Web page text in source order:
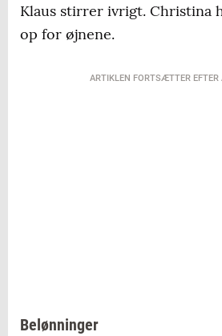
Klaus stirrer ivrigt. Christina
op for øjnene.
ARTIKLEN FORTSÆTTER EFTER
Belønninger